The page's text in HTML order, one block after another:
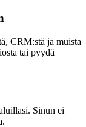
CRM:stä ja muista
tai pyydä
Sinun ei